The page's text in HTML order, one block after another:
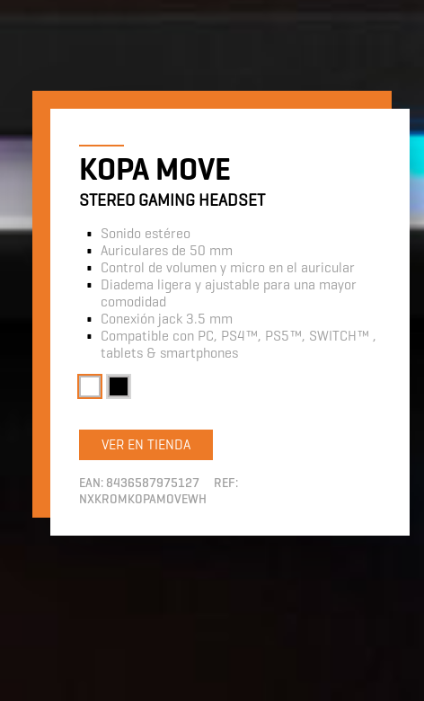
KOPA MOVE
STEREO GAMING HEADSET
Sonido estéreo
Auriculares de 50 mm
Control de volumen y micro en el auricular
Diadema ligera y ajustable para una mayor
comodidad
Conexión jack 3.5 mm
Compatible con PC, PS4™, PS5™, SWITCH™ ,
tablets & smartphones
VER EN TIENDA
EAN: 8436587975127
REF:
NXKROMKOPAMOVEWH